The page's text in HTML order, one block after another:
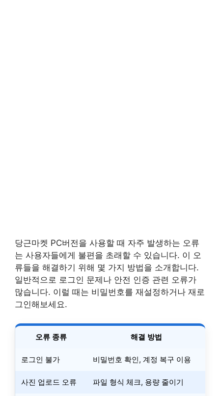
당근마켓 PC버전을 사용할 때 자주 발생하는 오류
는 사용자들에게 불편을 초래할 수 있습니다. 이 오
류들을 해결하기 위해 몇 가지 방법을 소개합니다.
일반적으로 로그인 문제나 안전 인증 관련 오류가
많습니다. 이럴 때는 비밀번호를 재설정하거나 재로
그인해보세요.
오류 종류 해결 방법
로그인 불가 비밀번호 확인, 계정 복구 이용
사진 업로드 오류 파일 형식 체크, 용량 줄이기